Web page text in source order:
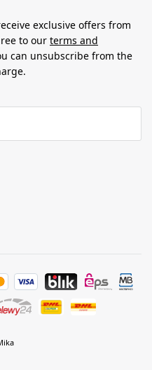
exclusive offers from
to our terms and
can unsubscribe from the